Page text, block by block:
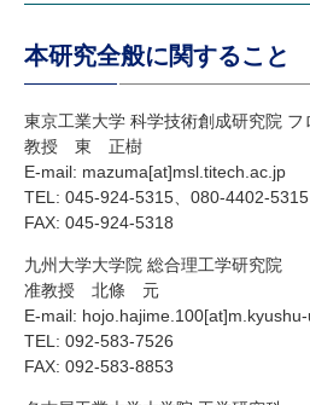
本研究全般に関すること
東京工業大学 科学技術創成研究院
教授 東 正樹
E-mail: mazuma[at]msl.titech.ac.jp
TEL : 045-924-5315、080-4402-5315
FAX: 045-924-5318
九州大学大学院 総合理工学研究院
准教授 北條 元
E-mail:
TEL : 092-583-7526
FAX: 092-583-8853